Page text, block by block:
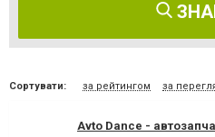
Сортувати: за рейтингом за
Avto Dance -